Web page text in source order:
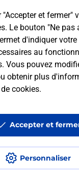
et fermer"
Le bouton "Ne pas
d'indiquer
au
Vous pouvez
obtenir plus
cookies.
Personnaliser
Accepter et
temps est
le permis
Code Bateau